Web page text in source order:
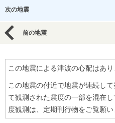
次の地震
前の地震
この地震による津波の心配はあり
この地震の付近で地震が連続し
て観測された震度の一部を混在
度観測は、定期刊行物をご覧願い